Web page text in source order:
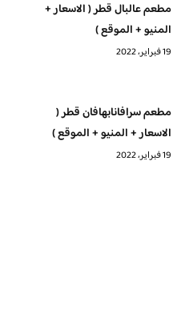
مطعم عالبال قطر ( الاسعار +
المنيو + الموقع )
19 فبراير، 2022
مطعم سرافانابهافان قطر (
الاسعار + المنيو + الموقع )
19 فبراير، 2022